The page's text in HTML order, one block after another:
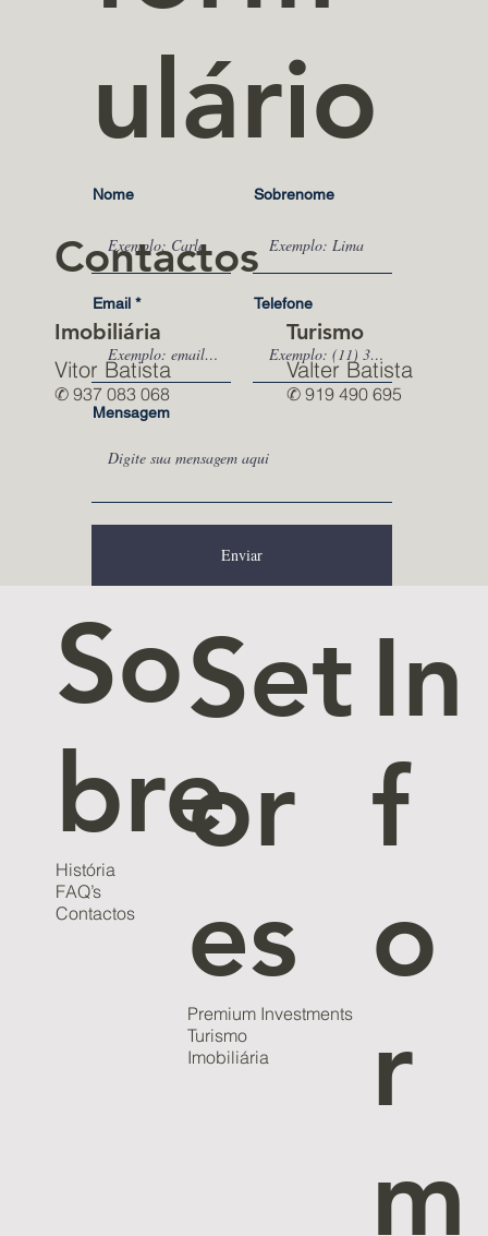
ulário
Nome Sobrenome
Email Telefone
Mensagem
Enviar
Contactos
Vitor Batista
✆ 937 083 068
Imobiliária Turismo
Valter Batista
✆ 919 490 695
So
bre
História
FAQ’s
Contactos
Set
or
es
Premium Investments
Turismo
Imobiliária
In
f
o
r
m